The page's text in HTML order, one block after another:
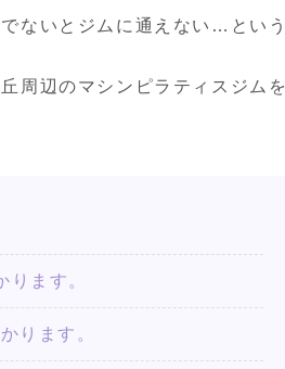
ないとジムに通えない…という
周辺のマシンピラティスジムを
ます。
ります。